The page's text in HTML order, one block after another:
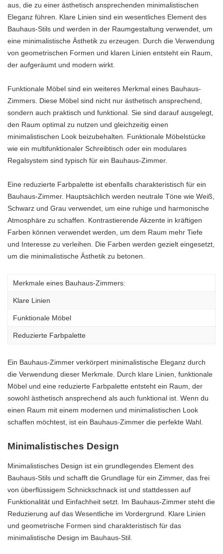
aus, die zu einer ästhetisch ansprechenden minimalistischen
Eleganz führen. Klare Linien sind ein wesentliches Element des
Bauhaus-Stils und werden in der Raumgestaltung verwendet, um
eine minimalistische Ästhetik zu erzeugen. Durch die Verwendung
von geometrischen Formen und klaren Linien entsteht ein Raum,
der aufgeräumt und modern wirkt.
Funktionale Möbel sind ein weiteres Merkmal eines Bauhaus-
Zimmers. Diese Möbel sind nicht nur ästhetisch ansprechend,
sondern auch praktisch und funktional. Sie sind darauf ausgelegt,
den Raum optimal zu nutzen und gleichzeitig einen
minimalistischen Look beizubehalten. Funktionale Möbelstücke
wie ein multifunktionaler Schreibtisch oder ein modulares
Regalsystem sind typisch für ein Bauhaus-Zimmer.
Eine reduzierte Farbpalette ist ebenfalls charakteristisch für ein
Bauhaus-Zimmer. Hauptsächlich werden neutrale Töne wie Weiß,
Schwarz und Grau verwendet, um eine ruhige und harmonische
Atmosphäre zu schaffen. Kontrastierende Akzente in kräftigen
Farben können verwendet werden, um dem Raum mehr Tiefe
und Interesse zu verleihen. Die Farben werden gezielt eingesetzt,
um die minimalistische Ästhetik zu betonen.
Merkmale eines Bauhaus-Zimmers:
Klare Linien
Funktionale Möbel
Reduzierte Farbpalette
Ein Bauhaus-Zimmer verkörpert minimalistische Eleganz durch
die Verwendung dieser Merkmale. Durch klare Linien, funktionale
Möbel und eine reduzierte Farbpalette entsteht ein Raum, der
sowohl ästhetisch ansprechend als auch funktional ist. Wenn du
einen Raum mit einem modernen und minimalistischen Look
schaffen möchtest, ist ein Bauhaus-Zimmer die perfekte Wahl.
Minimalistisches Design
Minimalistisches Design ist ein grundlegendes Element des
Bauhaus-Stils und schafft die Grundlage für ein Zimmer, das frei
von überflüssigem Schnickschnack ist und stattdessen auf
Funktionalität und Einfachheit setzt. Im Bauhaus-Zimmer steht die
Reduzierung auf das Wesentliche im Vordergrund. Klare Linien
und geometrische Formen sind charakteristisch für das
minimalistische Design im Bauhaus-Stil.